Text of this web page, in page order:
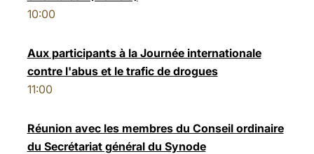
10:00
Aux participants à la Journée internationale
contre l'abus et le trafic de drogues
11:00
Réunion avec les membres du Conseil ordinaire
du Secrétariat général du Synode